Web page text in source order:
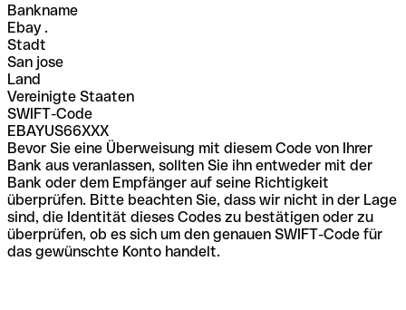
Bankname
Ebay .
Stadt
San jose
Land
Vereinigte Staaten
SWIFT-Code
EBAYUS66XXX
Bevor Sie eine Überweisung mit diesem Code von Ihrer
Bank aus veranlassen, sollten Sie ihn entweder mit der
Bank oder dem Empfänger auf seine Richtigkeit
überprüfen. Bitte beachten Sie, dass wir nicht in der Lage
sind, die Identität dieses Codes zu bestätigen oder zu
überprüfen, ob es sich um den genauen SWIFT-Code für
das gewünschte Konto handelt.